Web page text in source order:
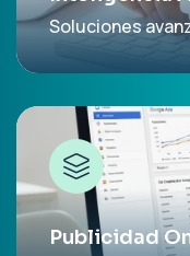
Soluciones
Publicidad